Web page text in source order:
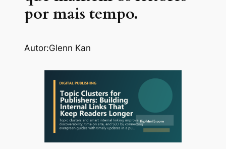
por mais tempo.
Autor:Glenn Kan